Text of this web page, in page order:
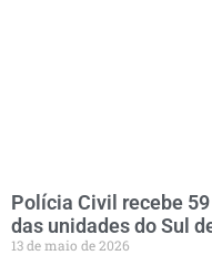
Polícia Civil recebe
das unidades do Sul
13 de maio de 2026